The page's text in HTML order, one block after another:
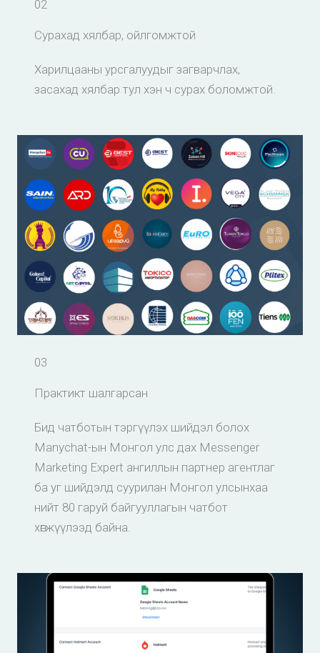
02
Сурахад хялбар, ойлгомжтой
Харилцааны урсгалуудыг загварчлах,
засахад хялбар тул хэн ч сурах боломжтой.
03
Практикт шалгарсан
Бид чатботын тэргүүлэх шийдэл болох
Manychat-ын Монгол улс дах Messenger
Marketing Expert ангиллын партнер агентлаг
ба уг шийдэлд суурилан Монгол улсынхаа
нийт 80 гаруй байгууллагын чатбот
хөгжүүлээд байна.